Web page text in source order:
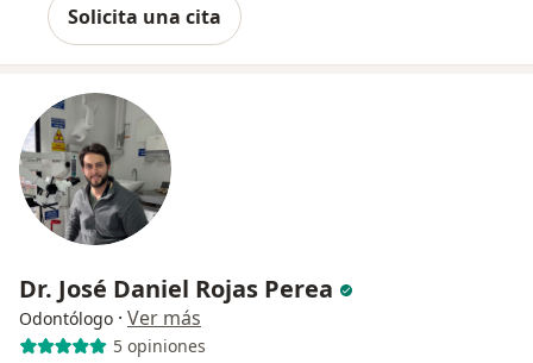
Solicita una cita
Dr. José Daniel Rojas Perea
Odontólogo · Ver más
5 opiniones